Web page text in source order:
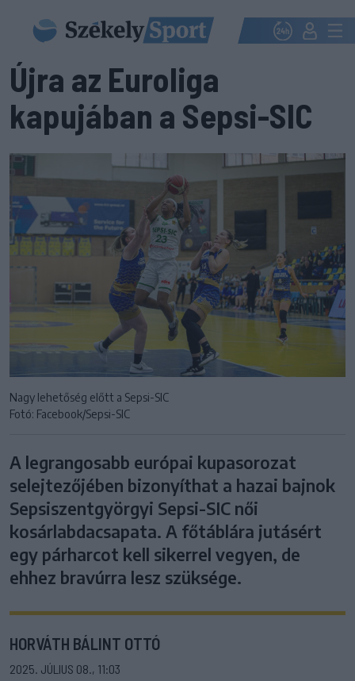
Újra az Euroliga
kapujában a Sepsi-SIC
Nagy lehetőség előtt a Sepsi-SIC
Fotó: Facebook/Sepsi-SIC
A legrangosabb európai kupasorozat
selejtezőjében bizonyíthat a hazai bajnok
Sepsiszentgyörgyi Sepsi-SIC női
kosárlabdacsapata. A főtáblára jutásért
egy párharcot kell sikerrel vegyen, de
ehhez bravúrra lesz szüksége.
HORVÁTH BÁLINT OTTÓ
2025. JÚLIUS 08., 11:03